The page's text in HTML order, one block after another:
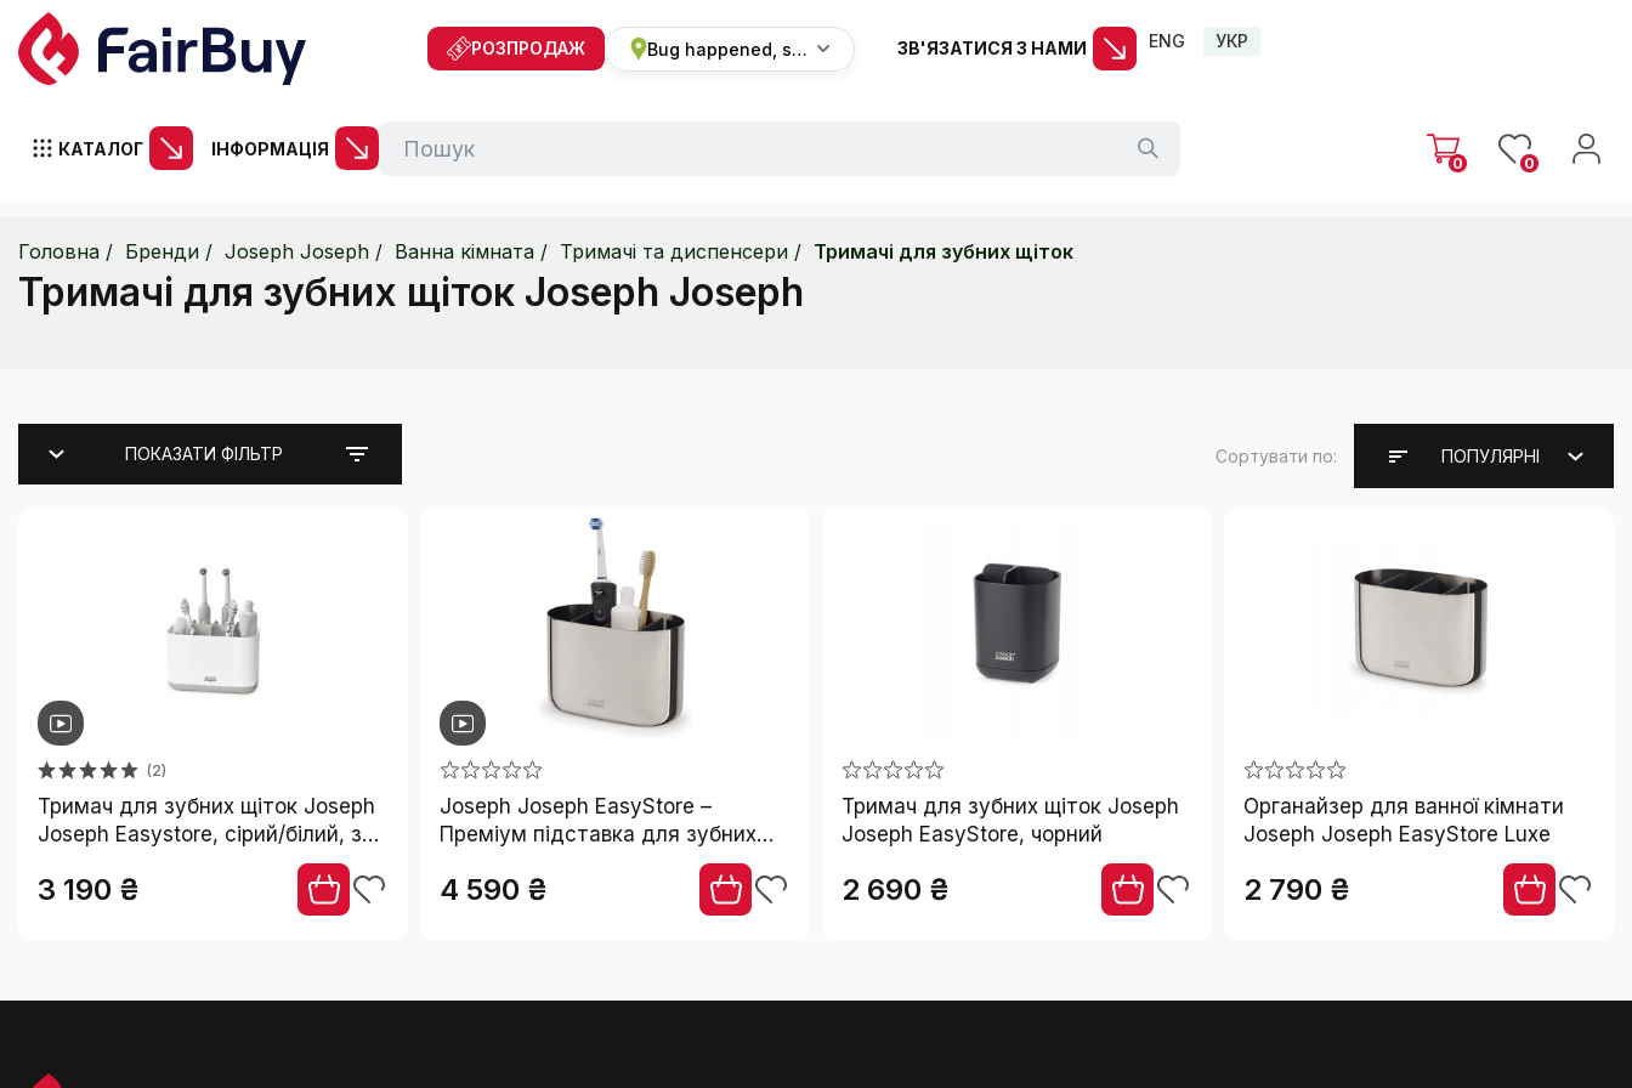
РОЗПРОДАЖ Bug happened, sorry ЗВ'ЯЗАТИСЯ З НАМИ ENG УКР
КАТАЛОГ ІНФОРМАЦІЯ
0 0
Головна Бренди Joseph Joseph Ванна кімната Тримачі та диспенсери Тримачі для зубних щіток
Тримачі для зубних щіток Joseph Joseph
ПОКАЗАТИ ФІЛЬТР Сортувати по: ПОПУЛЯРНІ
(2)
Тримач для зубних щіток Joseph
Joseph Easystore, сірий/білий, з
3 190 ₴
Joseph Joseph EasyStore –
Преміум підставка для зубних
щіток з нержавіючої сталі,
органайзер для ванної, великий
4 590 ₴
Тримач для зубних щіток Joseph
Joseph EasyStore, чорний
2 690 ₴
Органайзер для ванної кімнати
Joseph Joseph EasyStore Luxe
2 790 ₴